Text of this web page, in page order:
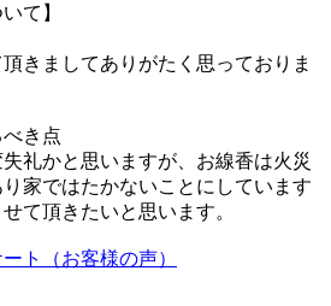
て】
きましてありがたく思っておりま
べき点
礼かと思いますが、お線香は火災
家ではたかないことにしています
て頂きたいと思います。